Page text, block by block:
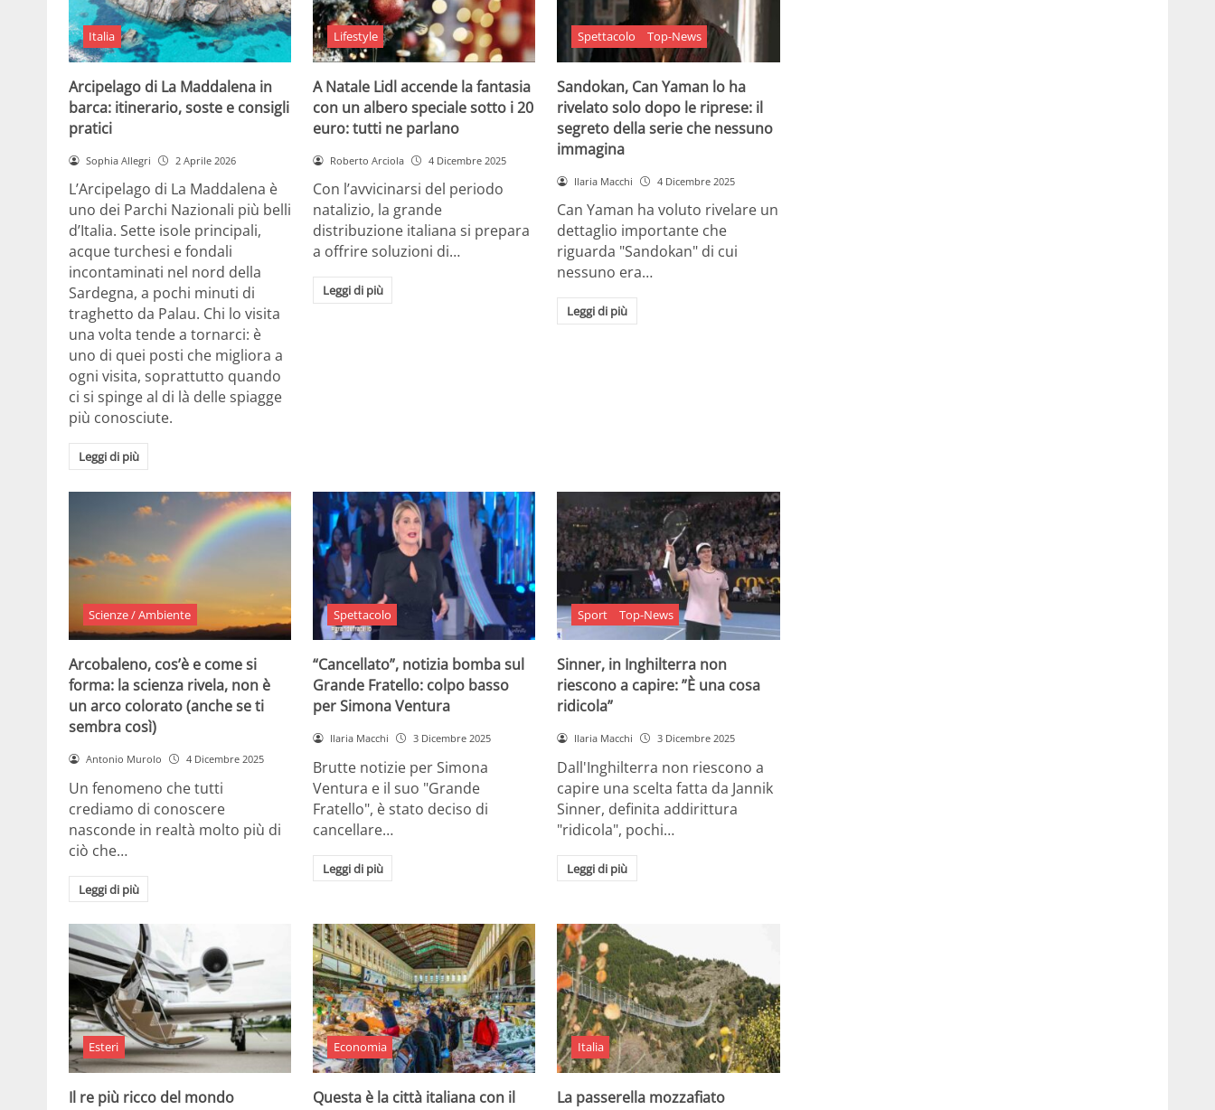
Italia
Arcipelago di La Maddalena in
barca: itinerario, soste e consigli
pratici
Sophia Allegri 2 Aprile 2026
L’Arcipelago di La Maddalena è
uno dei Parchi Nazionali più belli
d’Italia. Sette isole principali,
acque turchesi e fondali
incontaminati nel nord della
Sardegna, a pochi minuti di
traghetto da Palau. Chi lo visita
una volta tende a tornarci: è
uno di quei posti che migliora a
ogni visita, soprattutto quando
ci si spinge al di là delle spiagge
più conosciute.
Leggi di più
Lifestyle
A Natale Lidl accende la fantasia
con un albero speciale sotto i 20
euro: tutti ne parlano
Roberto Arciola 4 Dicembre 2025
Con l’avvicinarsi del periodo
natalizio, la grande
distribuzione italiana si prepara
a offrire soluzioni di…
Leggi di più
Spettacolo Top-News
Sandokan, Can Yaman lo ha
rivelato solo dopo le riprese: il
segreto della serie che nessuno
immagina
Ilaria Macchi 4 Dicembre 2025
Can Yaman ha voluto rivelare un
dettaglio importante che
riguarda "Sandokan" di cui
nessuno era…
Leggi di più
Scienze / Ambiente
Arcobaleno, cos’è e come si
forma: la scienza rivela, non è
un arco colorato (anche se ti
sembra così)
Antonio Murolo 4 Dicembre 2025
Un fenomeno che tutti
crediamo di conoscere
nasconde in realtà molto più di
ciò che…
Leggi di più
Spettacolo
“Cancellato”, notizia bomba sul
Grande Fratello: colpo basso
per Simona Ventura
Ilaria Macchi 3 Dicembre 2025
Brutte notizie per Simona
Ventura e il suo "Grande
Fratello", è stato deciso di
cancellare…
Leggi di più
Sport Top-News
Sinner, in Inghilterra non
riescono a capire: ”È una cosa
ridicola”
Ilaria Macchi 3 Dicembre 2025
Dall'Inghilterra non riescono a
capire una scelta fatta da Jannik
Sinner, definita addirittura
"ridicola", pochi…
Leggi di più
Esteri
Il re più ricco del mondo
Economia
Questa è la città italiana con il
Italia
La passerella mozzafiato